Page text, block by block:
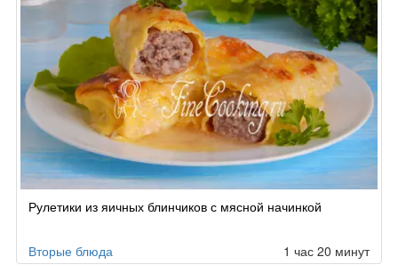
Рулетики из яичных блинчиков с мясной начинкой
Вторые блюда 1 час 20 минут